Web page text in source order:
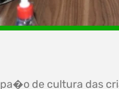
de cultura das